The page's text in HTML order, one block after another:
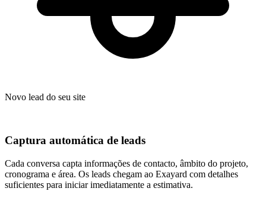
Novo lead do seu site
Captura automática de leads
Cada conversa capta informações de contacto, âmbito do projeto,
cronograma e área. Os leads chegam ao Exayard com detalhes
suficientes para iniciar imediatamente a estimativa.